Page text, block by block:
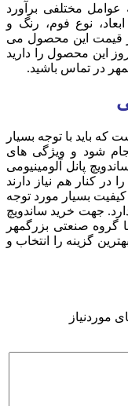
عوامل مختلفی برآورد
نوع فوم، رنگ و
بر قیمت این محصول می
این محصول را دارید
در تماس باشید.
که باید با توجه بسیار
شود و ویژگی های
پانل آلومینیومی
کنار هم نیاز دارند
بسیار مورد توجه
جهت خرید ساندویچ
گروه صنعتی بزرگمهر
گزینه را انتخاب و
موردنیاز